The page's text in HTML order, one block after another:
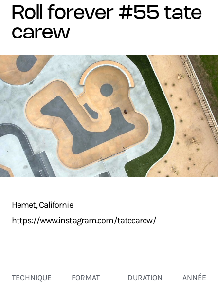
roll forever #55 tate
carew
Hemet, Californie
https://www.instagram.com/tatecarew/
TECHNIQUE
FORMAT
DURATION
ANNÉE